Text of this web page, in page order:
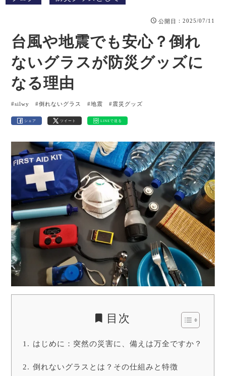
公開日 ：2025/07/11
台風や地震でも安心？倒れ
ないグラスが防災グッズに
なる理由
#silwy #倒れないグラス #地震 #震災グッズ
シェア ツイート LINEで送る
目次
はじめに：突然の災害に、備えは万全ですか？
倒れないグラスとは？その仕組みと特徴